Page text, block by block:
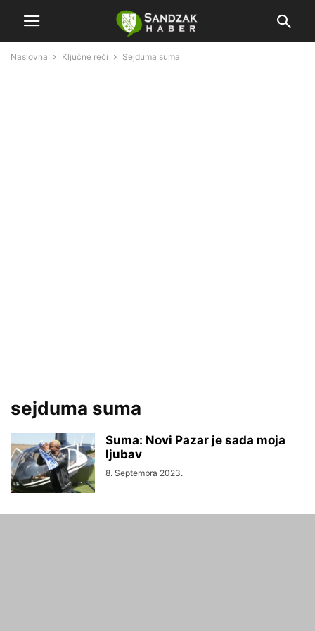
Naslovna Ključne reči Sejduma suma
sejduma suma
Suma: Novi Pazar je sada moja
ljubav
8. Septembra 2023.